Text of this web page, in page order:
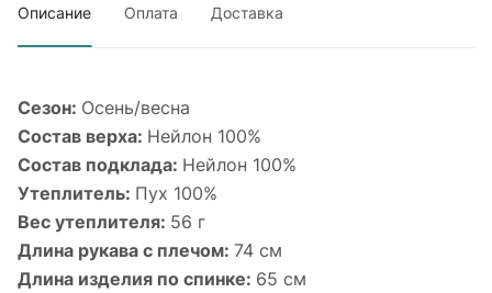
Описание Оплата Доставка
Сезон: Осень/весна
Состав верха: Нейлон 100%
Состав подклада: Нейлон 100%
Утеплитель: Пух 100%
Вес утеплителя: 56 г
Длина рукава с плечом: 74 см
Длина изделия по спинке: 65 см